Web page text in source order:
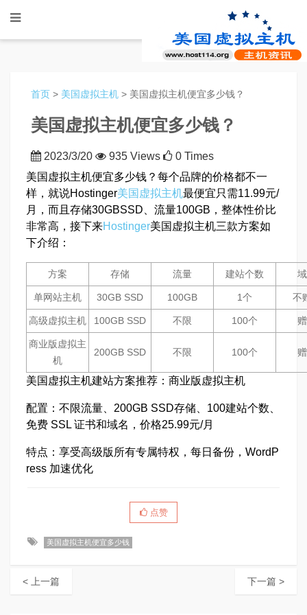
首页 > 美国虚拟主机 > 美国虚拟主机便宜多少钱？
美国虚拟主机便宜多少钱？
2023/3/20 935 Views
0 Times
美国虚拟主机便宜多少钱？每个品牌的价格都不一
样，就说Hostinger美国虚拟主机最便宜只需11.99元/
月，而且存储30GBSSD、流量100GB，整体性价比
非常高，接下来Hostinger美国虚拟主机三款方案如
下介绍：
方案 存储 流量 建站个数
单网站主机 30GB SSD 100GB 1个 不
高级虚拟主机 100GB SSD 不限 100个
商业版虚拟主
机
200GB SSD 不限 100个
美国虚拟主机建站方案推荐：商业版虚拟主机
配置：不限流量、200GB SSD存储、100建站个数、
免费 SSL 证书和域名，价格25.99元/月
特点：享受高级版所有专属特权，每日备份，WordP
ress 加速优化
点赞
美国虚拟主机便宜多少钱
< 上一篇 下一篇 >